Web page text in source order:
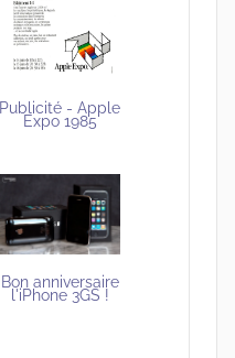
Publicité - Apple
Expo 1985
Bon anniversaire
l'iPhone 3GS !